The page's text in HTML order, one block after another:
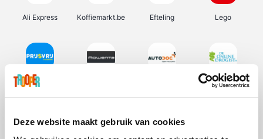
Deze website maakt gebruik van cookies
Ali Express Koffiemarkt.be Efteling Lego
Prijsvrij De Online Drogist